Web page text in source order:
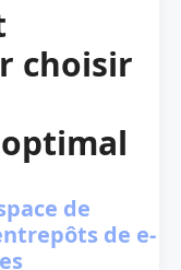
choisir
de
de e-